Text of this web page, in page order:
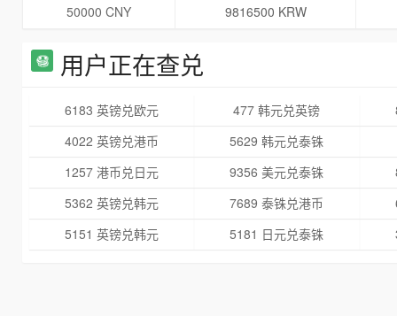
50000 CNY
9816500 KRW
用户正在查兑
6183 英镑兑欧元 477 韩元兑英镑
4022 英镑兑港币
5629 韩元兑泰铢
1257 港币兑日元
9356 美元兑泰铢
5362 英镑兑韩元
7689 泰铢兑港币
5151 英镑兑韩元
5181 日元兑泰铢